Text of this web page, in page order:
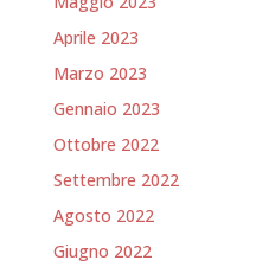
Aprile 2023
Marzo 2023
Gennaio 2023
Ottobre 2022
Settembre 2022
Agosto 2022
Giugno 2022